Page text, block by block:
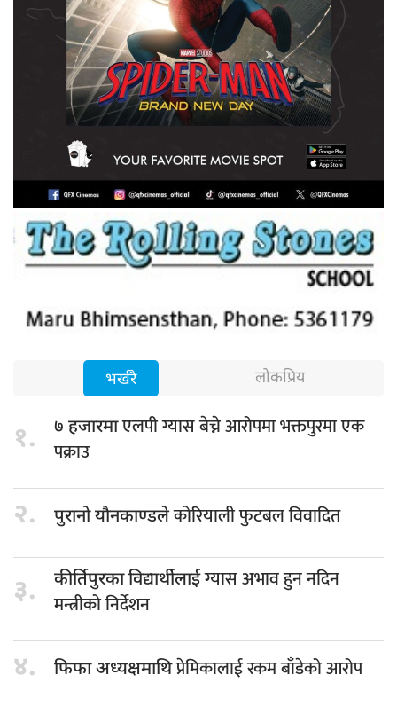
भर्खरै लोकप्रिय
१. ७ हजारमाएलपी ग्यास बेच्ने आरोपमा भक्तपुरमा एक
पक्राउ
२. पुरानो यौनकाण्डलेकोरियाली फुटबल विवादित
३. कीर्तिपुरका विद्यार्थीलाईग्यास अभाव हुन नदिन
मन्त्रीको निर्देशन
४. फिफा अध्यक्षमाथिप्रेमिकालाई रकम बाँडेको आरोप